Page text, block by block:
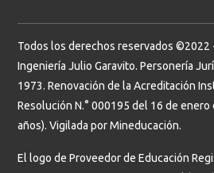
Todos los derechos reservados ©2022
Ingeniería Julio Garavito. Personería
1973. Renovación de la Acreditación
Resolución N.° 000195 del 16 de enero
años). Vigilada por Mineducación.
El logo de Proveedor de Educación